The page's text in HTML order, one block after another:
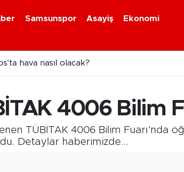
Samsunspor Asayiş
Ekonomi
hava nasıl olacak?
4006 Bilim
TÜBİTAK 4006 Bilim Fuarı’nda
Detaylar haberimizde...